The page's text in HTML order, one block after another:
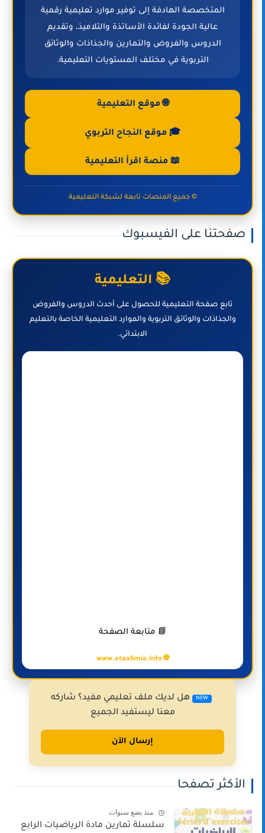
المتخصصة الهادفة إلى توفير موارد تعليمية رقمية
عالية الجودة لفائدة الأساتذة والتلاميذ، وتقديم
الدروس والفروض والتمارين والجذاذات والوثائق
التربوية في مختلف المستويات التعليمية.
🌐 موقع التعليمية
🎓 موقع النجاح التربوي
📖 منصة اقرأ التعليمية
© جميع المنصات تابعة لشبكة التعليمية
صفحتنا على الفيسبوك
📚 التعليمية
تابع صفحة التعليمية للحصول على أحدث الدروس والفروض
والجذاذات والوثائق التربوية والموارد التعليمية الخاصة بالتعليم
الابتدائي.
📘 متابعة الصفحة
🌐 www.ataalimia.info
NEW
هل لديك ملف تعليمي مفيد؟ شاركه
معنا ليستفيد الجميع
إرسال الآن
الأكثر تصفحا
منذ بضع سنوات
سلسلة تمارين مادة الرياضيات الرابع